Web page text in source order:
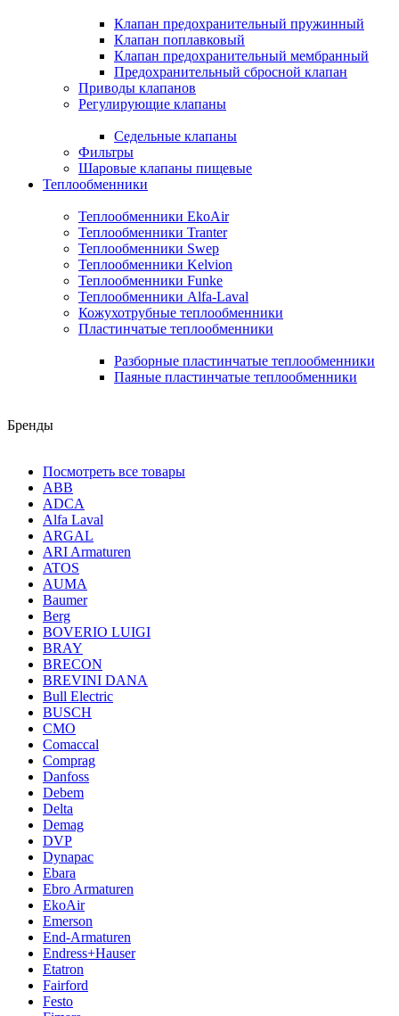
Клапан предохранительный пружинный
Клапан поплавковый
Клапан предохранительный мембранный
Предохранительный сбросной клапан
Приводы клапанов
Регулирующие клапаны
Седельные клапаны
Фильтры
Шаровые клапаны пищевые
Теплообменники
Теплообменники EkoAir
Теплообменники Tranter
Теплообменники Swep
Теплообменники Kelvion
Теплообменники Funke
Теплообменники Alfa-Laval
Кожухотрубные теплообменники
Пластинчатые теплообменники
Разборные пластинчатые теплообменники
Паяные пластинчатые теплообменники
Бренды
Посмотреть все товары
ABB
ADCA
Alfa Laval
ARGAL
ARI Armaturen
ATOS
AUMA
Baumer
Berg
BOVERIO LUIGI
BRAY
BRECON
BREVINI DANA
Bull Electric
BUSCH
CMO
Comaccal
Comprag
Danfoss
Debem
Delta
Demag
DVP
Dynapac
Ebara
Ebro Armaturen
EkoAir
Emerson
End-Armaturen
Endress+Hauser
Etatron
Fairford
Festo